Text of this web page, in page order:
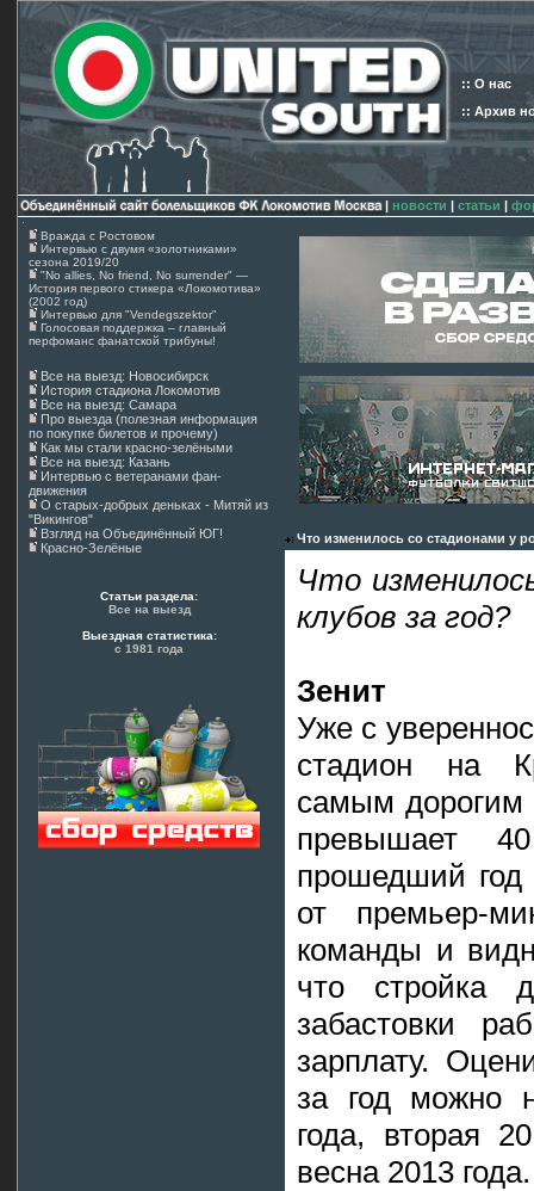
:: О нас
:: Архив
| новости | статьи |
Вражда с Ростовом
Интервью с двумя «золотниками»
сезона 2019/20
"No allies, No friend, No surrender" —
История первого стикера «Локомотива»
(2002 год)
Интервью для "Vendegszektor"
Голосовая поддержка – главный
перфоманс фанатской трибуны!
Все на выезд: Новосибирск
История стадиона Локомотив
Все на выезд: Самара
Про выезда (полезная информация
по покупке билетов и прочему)
Как мы стали красно-зелёными
Все на выезд: Казань
Интервью с ветеранами фан-
движения
О старых-добрых деньках - Митяй из
"Викингов"
Взгляд на Объединённый ЮГ!
Красно-Зелёные
Статьи раздела:
Все на выезд
Выездная статистика:
с 1981 года
Что изменилось со стадионами у
Что
клубов за год?
Зенит
Уже с
стадион на
самым дорогим
превышает
прошедший год
от премьер-
команды и
что стройка
забастовки
зарплату.
за год можно
года, вторая
весна 2013 года.